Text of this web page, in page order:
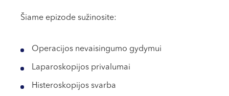
Darbo laikas:
I-V 08:00 - 20:00
Šiame epizode sužinosite:
Operacijos nevaisingumo gydymui
Laparoskopijos privalumai
Histeroskopijos svarba